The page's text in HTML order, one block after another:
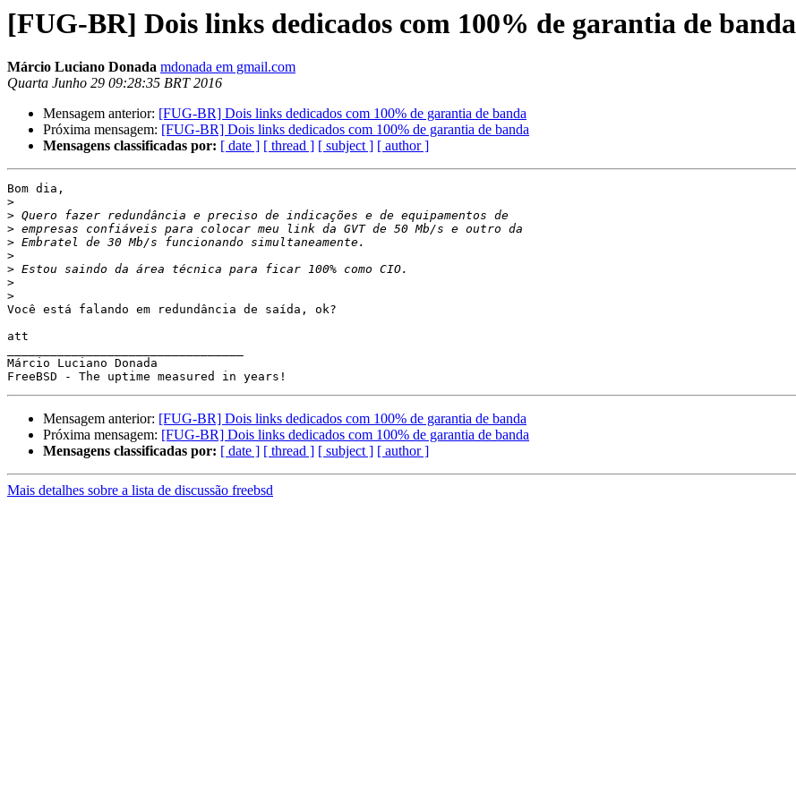
[FUG-BR] Dois links dedicados com 100% de garantia de banda
Márcio Luciano Donada mdonada em gmail.com
Quarta Junho 29 09:28:35 BRT 2016
Mensagem anterior: [FUG-BR] Dois links dedicados com 100% de garantia de banda
Próxima mensagem: [FUG-BR] Dois links dedicados com 100% de garantia de banda
Mensagens classificadas por: [ date ] [ thread ] [ subject ] [ author ]
Bom dia,
>
>
>
>
>
>
>
>
Você está falando em redundância de saída, ok?
att
Márcio Luciano Donada
Mensagem anterior: [FUG-BR] Dois links dedicados com 100% de garantia de banda
Próxima mensagem: [FUG-BR] Dois links dedicados com 100% de garantia de banda
Mensagens classificadas por: [ date ] [ thread ] [ subject ] [ author ]
Mais detalhes sobre a lista de discussão freebsd